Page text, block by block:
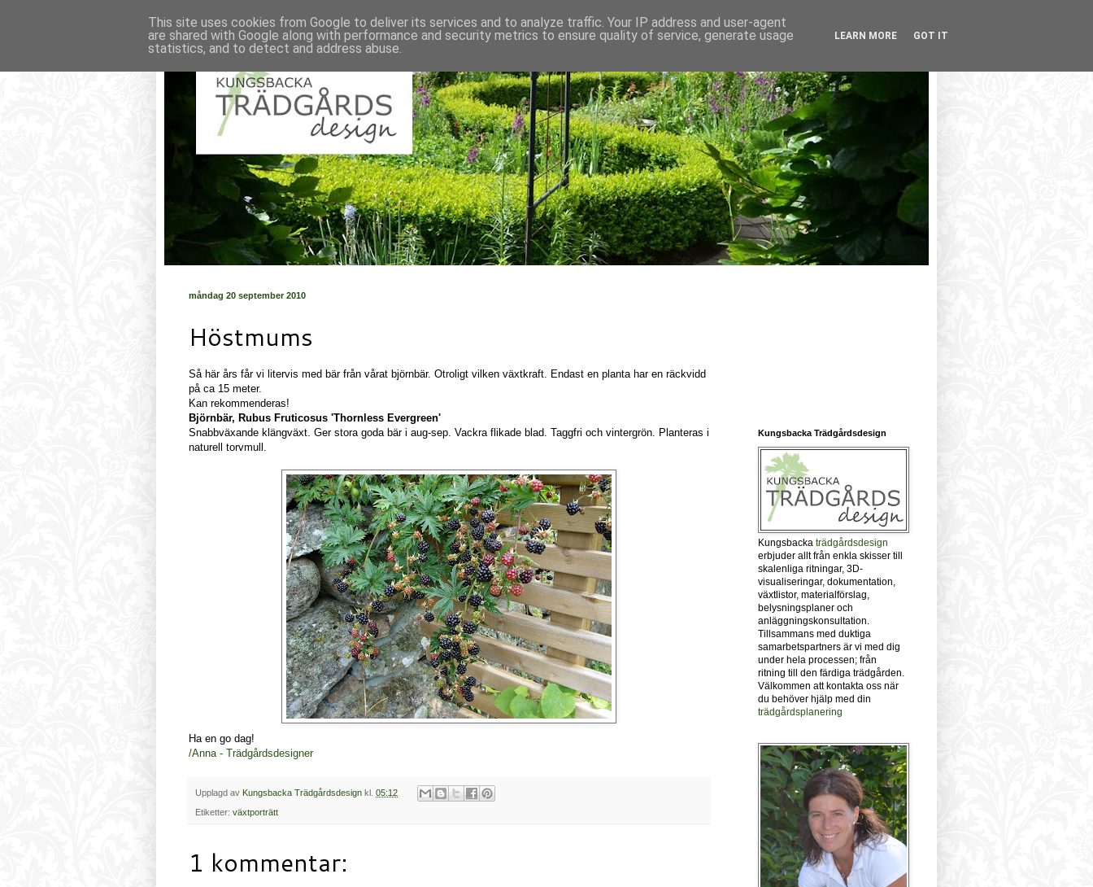
måndag 20 september 2010
Höstmums
Så här års får vi litervis med bär från vårat björnbär. Otroligt vilken växtkraft. Endast en planta har en räckvidd
på ca 15 meter.
Kan rekommenderas!
Björnbär, Rubus Fruticosus 'Thornless Evergreen'
Snabbväxande klängväxt. Ger stora goda bär i aug-sep. Vackra flikade blad. Taggfri och vintergrön. Planteras i
naturell torvmull.
Ha en go dag!
/Anna - Trädgårdsdesigner
Upplagd av Kungsbacka Trädgårdsdesign kl. 05:12
Etiketter: växtporträtt
1 kommentar:
Kungsbacka Trädgårdsdesign
Kungsbacka trädgårdsdesign
erbjuder allt från enkla skisser till
skalenliga ritningar, 3D-
visualiseringar, dokumentation,
växtlistor, materialförslag,
belysningsplaner och
anläggningskonsultation.
Tillsammans med duktiga
samarbetspartners är vi med dig
under hela processen; från
ritning till den färdiga trädgården.
Välkommen att kontakta oss när
du behöver hjälp med din
trädgårdsplanering
This site uses cookies from Google to deliver its services and to analyze traffic. Your IP address and user-agent
are shared with Google along with performance and security metrics to ensure quality of service, generate usage
statistics, and to detect and address abuse.
LEARN MORE GOT IT